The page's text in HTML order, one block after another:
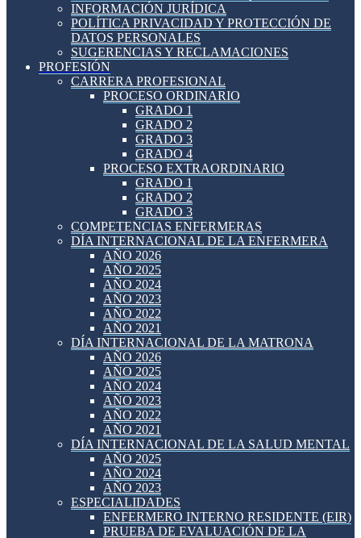
INFORMACIÓN JURÍDICA
POLÍTICA PRIVACIDAD Y PROTECCIÓN DE
DATOS PERSONALES
SUGERENCIAS Y RECLAMACIONES
PROFESIÓN
CARRERA PROFESIONAL
PROCESO ORDINARIO
GRADO 1
GRADO 2
GRADO 3
GRADO 4
PROCESO EXTRAORDINARIO
GRADO 1
GRADO 2
GRADO 3
COMPETENCIAS ENFERMERAS
DÍA INTERNACIONAL DE LA ENFERMERA
AÑO 2026
AÑO 2025
AÑO 2024
AÑO 2023
AÑO 2022
AÑO 2021
DÍA INTERNACIONAL DE LA MATRONA
AÑO 2026
AÑO 2025
AÑO 2024
AÑO 2023
AÑO 2022
AÑO 2021
DÍA INTERNACIONAL DE LA SALUD MENTAL
AÑO 2025
AÑO 2024
AÑO 2023
ESPECIALIDADES
ENFERMERO INTERNO RESIDENTE (EIR)
PRUEBA DE EVALUACIÓN DE LA